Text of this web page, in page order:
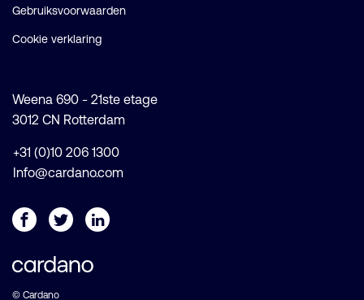
Gebruiksvoorwaarden
Cookie verklaring
Weena 690 - 21ste etage
3012 CN Rotterdam
+31 (0)10 206 1300
Info@cardano.com
© Cardano